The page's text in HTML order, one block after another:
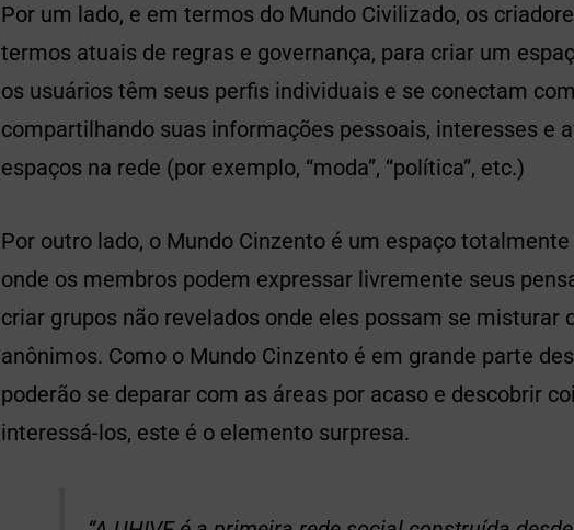
Por um lado, e em termos do Mundo Civilizado, os
termos atuais de regras e governança, para criar um
os usuários têm seus perfis individuais e se conectam
compartilhando suas informações pessoais, interesses e
espaços na rede (por exemplo, “moda”, “política”, etc.)
Por outro lado, o Mundo Cinzento é um espaço
onde os membros podem expressar livremente seus
criar grupos não revelados onde eles possam se misturar
anônimos. Como o Mundo Cinzento é em grande parte
poderão se deparar com as áreas por acaso e descobrir
interessá-los, este é o elemento surpresa.